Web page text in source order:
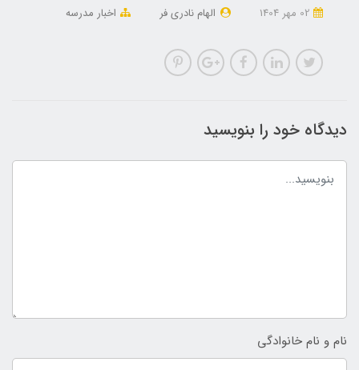
الهام نادری فر اخبار مدرسه
دیدگاه خود را بنویسید
نام و نام خانوادگی